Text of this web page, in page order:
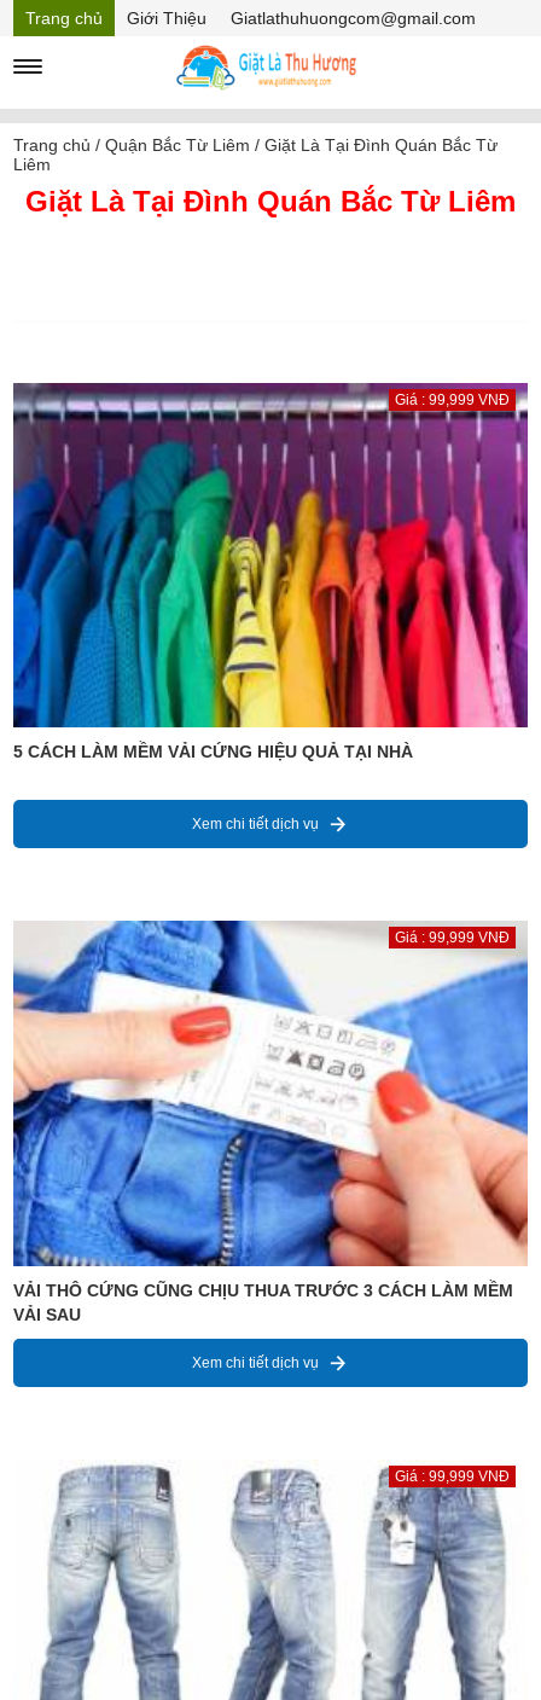
Trang chủ Giới Thiệu
Giatlathuhuongcom@gmail.com
Mã Giảm giá
Trang chủ /Quận Bắc Từ Liêm /Giặt Là Tại Đình Quán Bắc Từ
Liêm
Giặt Là Tại Đình Quán Bắc Từ Liêm
Giá : 99,999 VNĐ
5 CÁCH LÀM MỀM VẢI CỨNG HIỆU QUẢ TẠI NHÀ
Xem chi tiết dịch vụ
Giá : 99,999 VNĐ
VẢI THÔ CỨNG CŨNG CHỊU THUA TRƯỚC 3 CÁCH LÀM MỀM
VẢI SAU
Xem chi tiết dịch vụ
Giá : 99,999 VNĐ